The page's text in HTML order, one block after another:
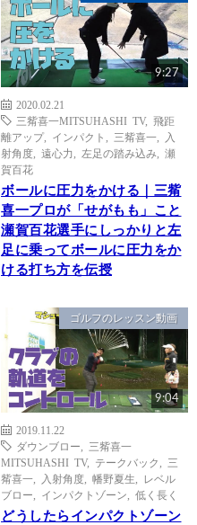
9:27
2020.02.21
三觜喜一MITSUHASHI TV, 飛距
離アップ, インパクト 三觜喜一
入
射角度
遠心力 左足の踏み込み
瀬
賀百花
ボールに圧力をかける｜三觜
喜一プロが「せがもも」こと
瀬賀百花選手にしっかりと左
足に乗ってボールに圧力をか
ける打ち方を伝授
ゴルフのレッスン動画
9:04
2019.11.22
ダウンブロー
三觜喜一
MITSUHASHI TV, テークバック
三
觜喜一
入射角度 幡野夏生
レベル
ブロー
インパクトゾーン 低く長く
どうしたらインパクトゾーン